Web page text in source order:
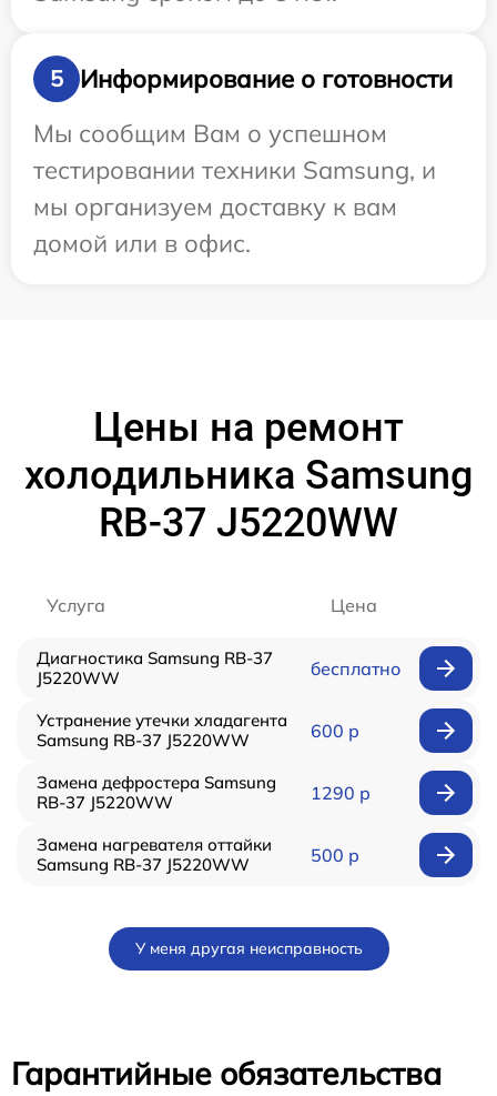
5
Информирование о готовности
Мы сообщим Вам о успешном
тестировании техники Samsung, и
мы организуем доставку к вам
домой или в офис.
Цены на ремонт
холодильника Samsung
RB-37 J5220WW
Услуга Цена
Диагностика Samsung RB-37
J5220WW
бесплатно
Устранение утечки хладагента
Samsung RB-37 J5220WW
600 р
Замена дефростера Samsung
RB-37 J5220WW
1290 р
Замена нагревателя оттайки
Samsung RB-37 J5220WW
500 р
У меня другая неисправность
Гарантийные обязательства